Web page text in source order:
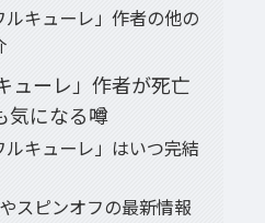
ルキューレ」作者の他の
ューレ」作者が死亡
気になる噂
ルキューレ」はいつ完結
スピンオフの最新情報